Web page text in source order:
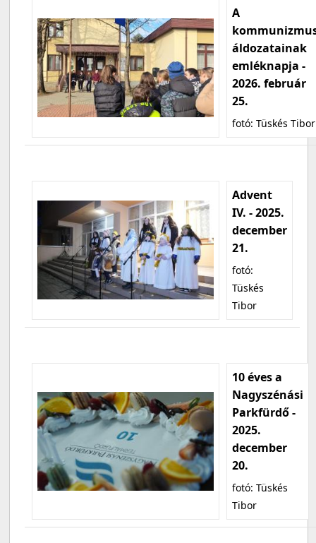
A
áldozatainak
emléknapja -
2026. február
25.
fotó: Tüskés Tibor
Advent
IV. - 2025.
december
21.
fotó:
Tüskés
Tibor
10 éves a
Nagyszénási
Parkfürdő -
2025.
december
20.
fotó: Tüskés
Tibor